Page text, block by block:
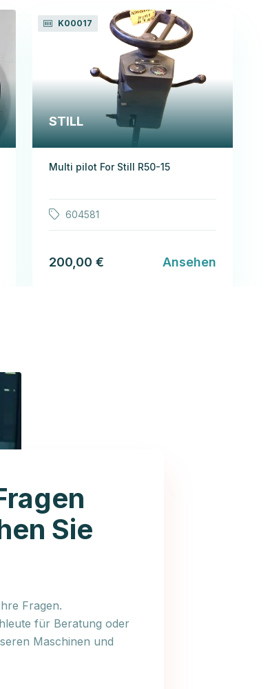
K00017
STILL
Multi pilot For Still R50-15
604581
200,00 € Ansehen
Sie
Fragen.
für Beratung oder
Maschinen und